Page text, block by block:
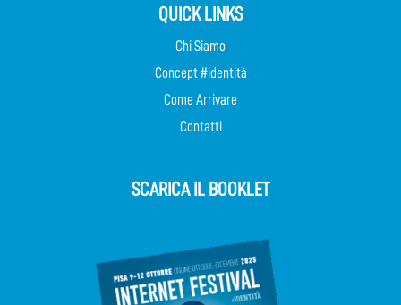
QUICK LINKS
Chi Siamo
Concept #identità
Come Arrivare
Contatti
SCARICA IL BOOKLET